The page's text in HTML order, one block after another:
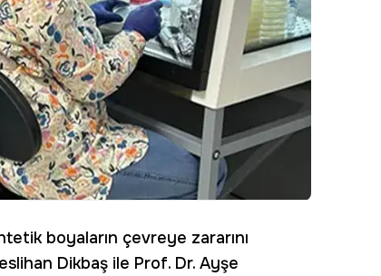
boyaların çevreye zararını
Dikbaş ile Prof. Dr. Ayşe